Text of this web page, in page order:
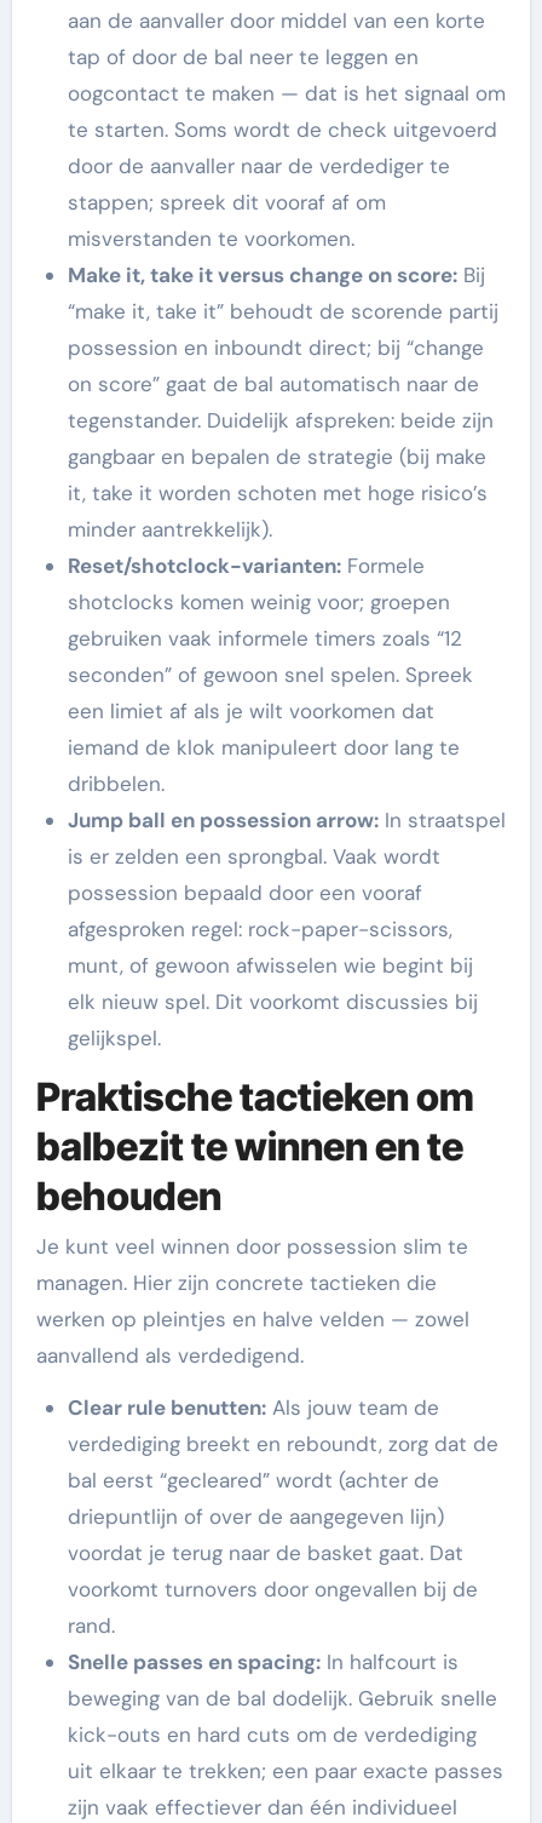
aan de aanvaller door middel van een korte
tap of door de bal neer te leggen en
oogcontact te maken — dat is het signaal om
te starten. Soms wordt de check uitgevoerd
door de aanvaller naar de verdediger te
stappen; spreek dit vooraf af om
misverstanden te voorkomen.
Make it, take it versus change on score:Bij
“make it, take it” behoudt de scorende partij
possession en inboundt direct; bij “change
on score” gaat de bal automatisch naar de
tegenstander. Duidelijk afspreken: beide zijn
gangbaar en bepalen de strategie (bij make
it, take it worden schoten met hoge risico’s
minder aantrekkelijk).
Reset/shotclock-varianten:Formele
shotclocks komen weinig voor; groepen
gebruiken vaak informele timers zoals “12
seconden” of gewoon snel spelen. Spreek
een limiet af als je wilt voorkomen dat
iemand de klok manipuleert door lang te
dribbelen.
Jump ball en possession arrow:In straatspel
is er zelden een sprongbal. Vaak wordt
possession bepaald door een vooraf
afgesproken regel: rock-paper-scissors,
munt, of gewoon afwisselen wie begint bij
elk nieuw spel. Dit voorkomt discussies bij
gelijkspel.
Praktische tactieken om
balbezit te winnen en te
behouden
Je kunt veel winnen door possession slim te
managen. Hier zijn concrete tactieken die
werken op pleintjes en halve velden — zowel
aanvallend als verdedigend.
Clear rule benutten:Als jouw team de
verdediging breekt en reboundt, zorg dat de
bal eerst “gecleared” wordt (achter de
driepuntlijn of over de aangegeven lijn)
voordat je terug naar de basket gaat. Dat
voorkomt turnovers door ongevallen bij de
rand.
Snelle passes en spacing:In halfcourt is
beweging van de bal dodelijk. Gebruik snelle
kick-outs en hard cuts om de verdediging
uit elkaar te trekken; een paar exacte passes
zijn vaak effectiever dan één individueel